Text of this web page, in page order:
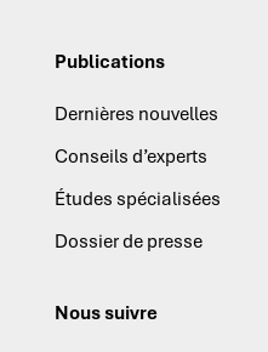
Publications
Dernières nouvelles
Conseils d’experts
Études spécialisées
Dossier de presse
Nous suivre